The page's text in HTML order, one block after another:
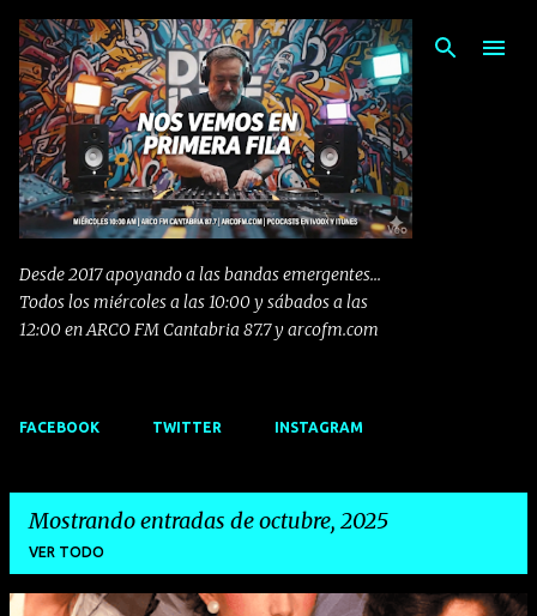
Ir al contenido principal
Desde 2017 apoyando a las bandas emergentes...
Todos los miércoles a las 10:00 y sábados a las
12:00 en ARCO FM Cantabria 87.7 y arcofm.com
FACEBOOK TWITTER INSTAGRAM
Mostrando entradas de octubre, 2025
VER TODO